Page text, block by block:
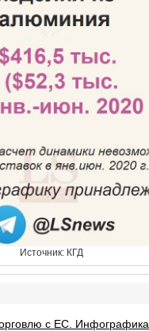
Источник: КГД
с ЕС. Инфографика